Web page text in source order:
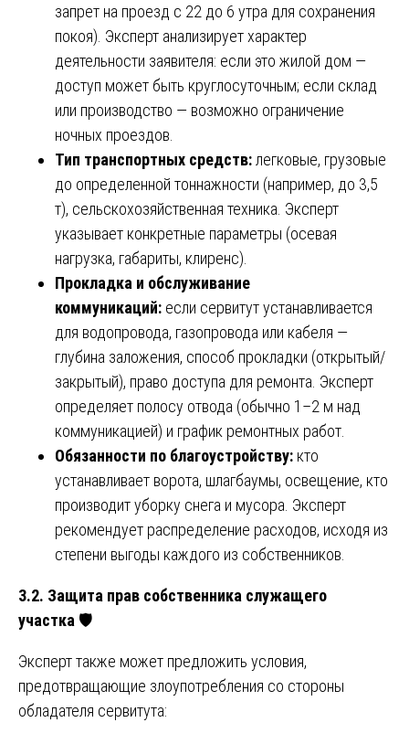
запрет на проезд с 22 до 6 утра для сохранения
покоя). Эксперт анализирует характер
деятельности заявителя: если это жилой дом —
доступ может быть круглосуточным; если склад
или производство — возможно ограничение
ночных проездов.
Тип транспортных средств: легковые, грузовые
до определенной тоннажности (например, до 3,5
т), сельскохозяйственная техника. Эксперт
указывает конкретные параметры (осевая
нагрузка, габариты, клиренс).
Прокладка и обслуживание
коммуникаций: если сервитут устанавливается
для водопровода, газопровода или кабеля —
глубина заложения, способ прокладки (открытый/
закрытый), право доступа для ремонта. Эксперт
определяет полосу отвода (обычно 1–2 м над
коммуникацией) и график ремонтных работ.
Обязанности по благоустройству: кто
устанавливает ворота, шлагбаумы, освещение, кто
производит уборку снега и мусора. Эксперт
рекомендует распределение расходов, исходя из
степени выгоды каждого из собственников.
3.2. Защита прав собственника служащего
участка 🛡️
Эксперт также может предложить условия,
предотвращающие злоупотребления со стороны
обладателя сервитута: